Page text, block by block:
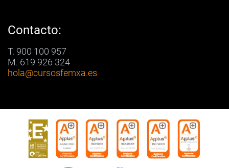
Contacto:
T. 900 100 957
M. 619 926 324
hola@cursosfemxa.es